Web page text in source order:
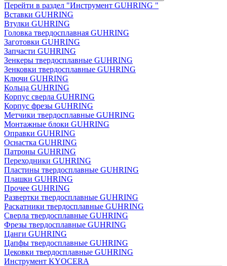
Перейти в раздел "Инструмент GUHRING "
Вставки GUHRING
Втулки GUHRING
Головка твердосплавная GUHRING
Заготовки GUHRING
Запчасти GUHRING
Зенкеры твердосплавные GUHRING
Зенковки твердосплавные GUHRING
Ключи GUHRING
Кольца GUHRING
Корпус сверла GUHRING
Корпус фрезы GUHRING
Метчики твердосплавные GUHRING
Монтажные блоки GUHRING
Оправки GUHRING
Оснастка GUHRING
Патроны GUHRING
Переходники GUHRING
Пластины твердосплавные GUHRING
Плашки GUHRING
Прочее GUHRING
Развертки твердосплавные GUHRING
Раскатники твердосплавные GUHRING
Сверла твердосплавные GUHRING
Фрезы твердосплавные GUHRING
Цанги GUHRING
Цапфы твердосплавные GUHRING
Цековки твердосплавные GUHRING
Инструмент KYOCERA